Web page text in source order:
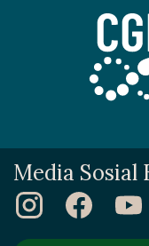
Media Sosial